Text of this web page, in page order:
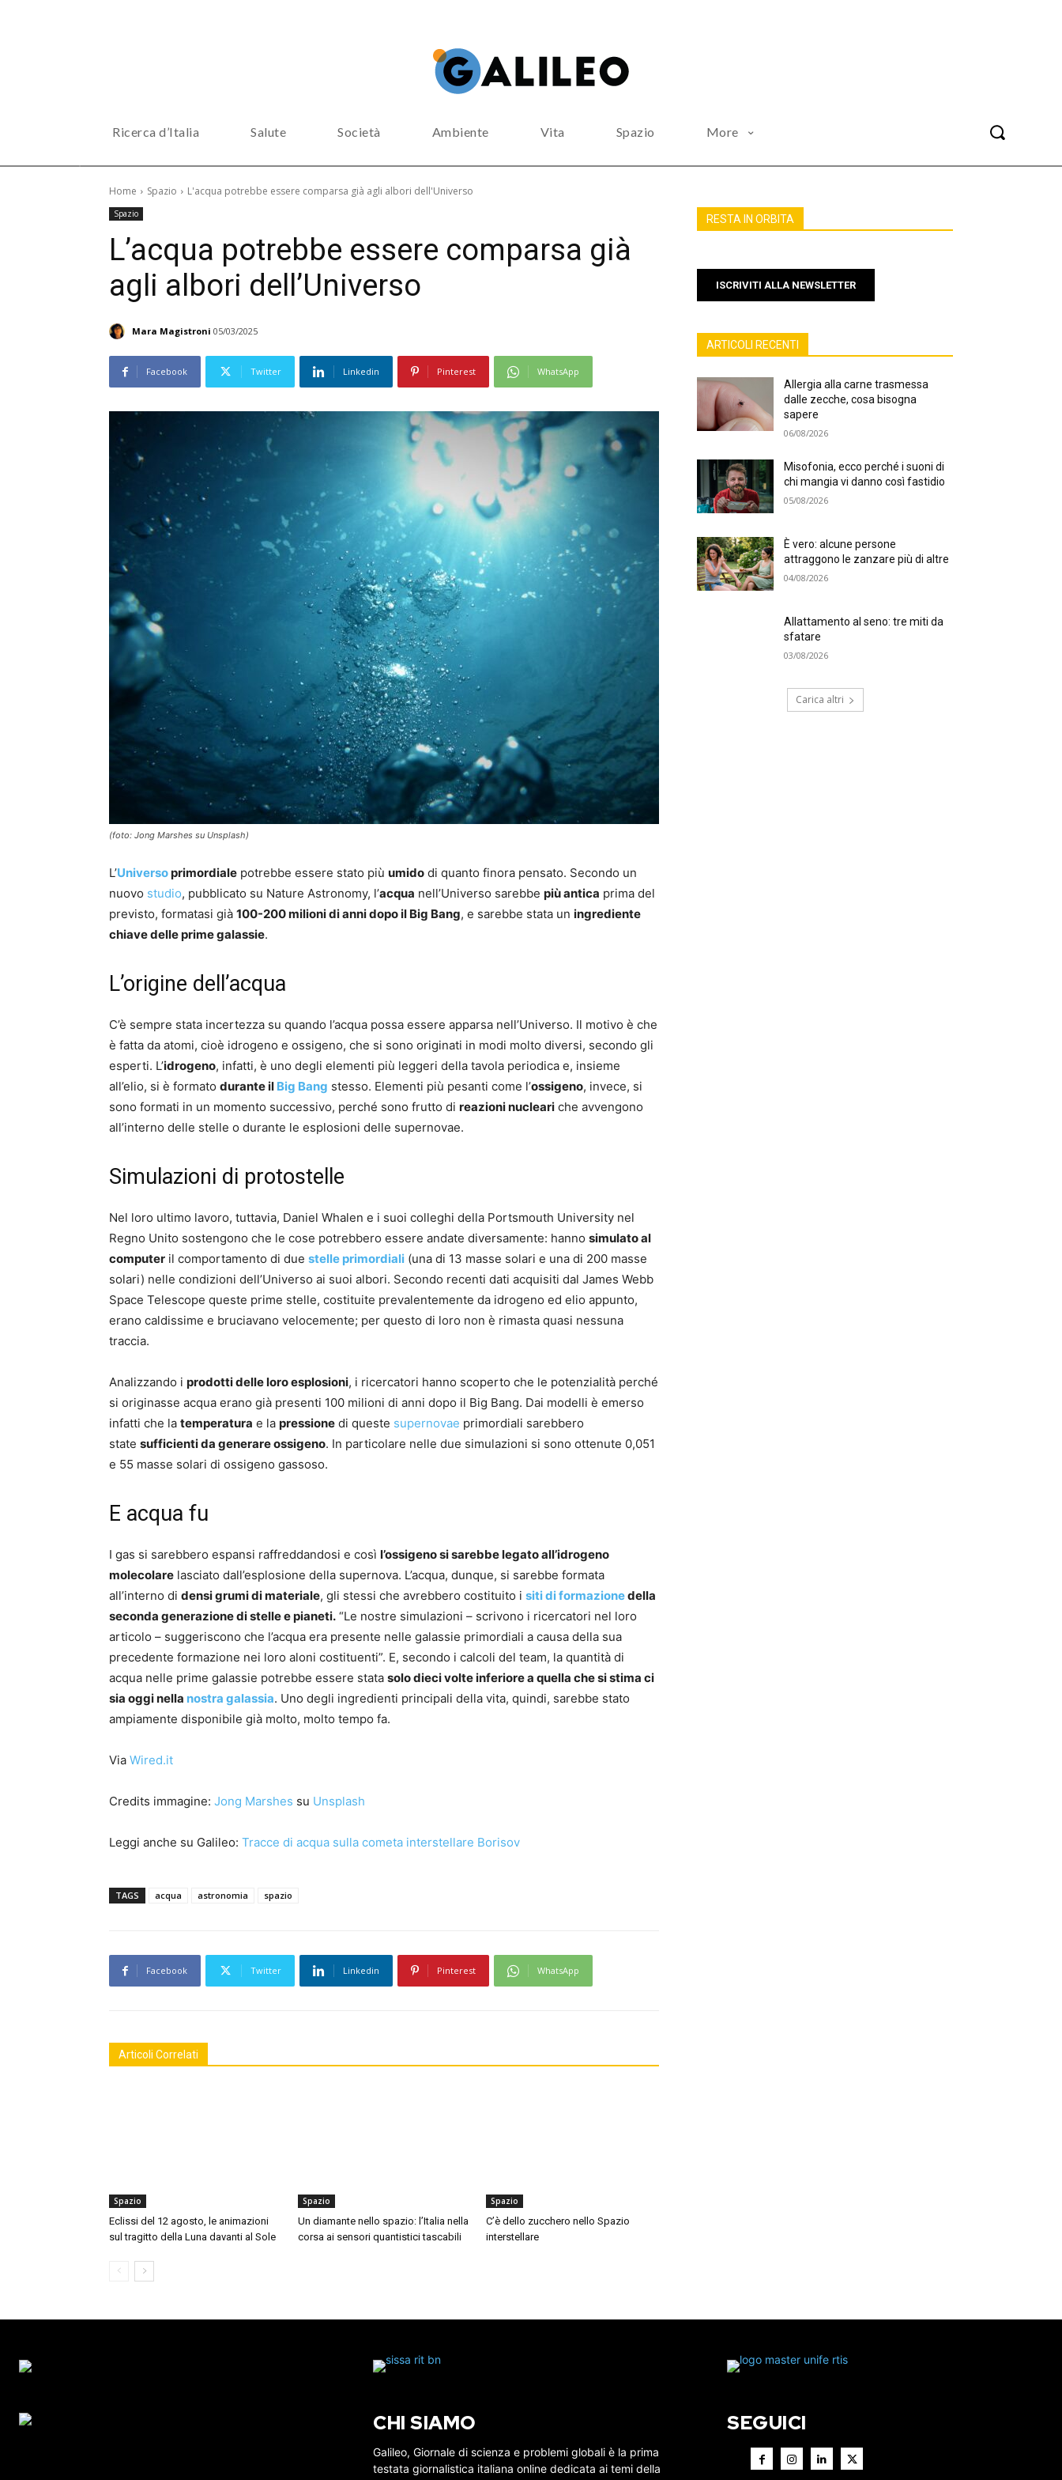
Ricerca d’Italia Salute Società Ambiente Vita Spazio More
Home Spazio L'acqua potrebbe essere comparsa già agli albori dell'Universo
Spazio
L’acqua potrebbe essere comparsa già
agli albori dell’Universo
Mara Magistroni 05/03/2025
Facebook Twitter Linkedin Pinterest WhatsApp
(foto: Jong Marshes su Unsplash)
L’Universoprimordiale potrebbe essere stato più umido di quanto finora pensato. Secondo un
nuovo studio, pubblicato su Nature Astronomy, l’acqua nell’Universo sarebbe più antica prima del
previsto, formatasi già 100-200 milioni di anni dopo il Big Bang, e sarebbe stata un ingrediente
chiave delle prime galassie.
L’origine dell’acqua
C’è sempre stata incertezza su quando l’acqua possa essere apparsa nell’Universo. Il motivo è che
è fatta da atomi, cioè idrogeno e ossigeno, che si sono originati in modi molto diversi, secondo gli
esperti. L’idrogeno, infatti, è uno degli elementi più leggeri della tavola periodica e, insieme
all’elio, si è formato durante il Big Bang stesso. Elementi più pesanti come l’ossigeno, invece, si
sono formati in un momento successivo, perché sono frutto di reazioni nucleari che avvengono
all’interno delle stelle o durante le esplosioni delle supernovae.
Simulazioni di protostelle
Nel loro ultimo lavoro, tuttavia, Daniel Whalen e i suoi colleghi della Portsmouth University nel
Regno Unito sostengono che le cose potrebbero essere andate diversamente: hanno simulato al
computer il comportamento di due stelle primordiali (una di 13 masse solari e una di 200 masse
solari) nelle condizioni dell’Universo ai suoi albori. Secondo recenti dati acquisiti dal James Webb
Space Telescope queste prime stelle, costituite prevalentemente da idrogeno ed elio appunto,
erano caldissime e bruciavano velocemente; per questo di loro non è rimasta quasi nessuna
traccia.
Analizzando i prodotti delle loro esplosioni, i ricercatori hanno scoperto che le potenzialità perché
si originasse acqua erano già presenti 100 milioni di anni dopo il Big Bang. Dai modelli è emerso
infatti che la temperatura e la pressione di queste supernovae primordiali sarebbero
state sufficienti da generare ossigeno. In particolare nelle due simulazioni si sono ottenute 0,051
e 55 masse solari di ossigeno gassoso.
E acqua fu
I gas si sarebbero espansi raffreddandosi e così l’ossigeno si sarebbe legato all’idrogeno
molecolare lasciato dall’esplosione della supernova. L’acqua, dunque, si sarebbe formata
all’interno di densi grumi di materiale, gli stessi che avrebbero costituito i siti di formazionedella
seconda generazione di stelle e pianeti. “Le nostre simulazioni – scrivono i ricercatori nel loro
articolo – suggeriscono che l’acqua era presente nelle galassie primordiali a causa della sua
precedente formazione nei loro aloni costituenti”. E, secondo i calcoli del team, la quantità di
acqua nelle prime galassie potrebbe essere stata solo dieci volte inferiore a quella che si stima ci
sia oggi nella nostra galassia. Uno degli ingredienti principali della vita, quindi, sarebbe stato
ampiamente disponibile già molto, molto tempo fa.
Via Wired.it
Credits immagine: Jong Marshes su Unsplash
Leggi anche su Galileo: Tracce di acqua sulla cometa interstellare Borisov
TAGS acqua astronomia spazio
Facebook Twitter Linkedin Pinterest WhatsApp
Articoli Correlati
Spazio
Eclissi del 12 agosto, le animazioni
sul tragitto della Luna davanti al Sole
Spazio
Un diamante nello spazio: l’Italia nella
corsa ai sensori quantistici tascabili
Spazio
C’è dello zucchero nello Spazio
interstellare
RESTA IN ORBITA
ISCRIVITI ALLA NEWSLETTER
ARTICOLI RECENTI
Allergia alla carne trasmessa
dalle zecche, cosa bisogna
sapere
06/08/2026
Misofonia, ecco perché i suoni di
chi mangia vi danno così fastidio
05/08/2026
È vero: alcune persone
attraggono le zanzare più di altre
04/08/2026
Allattamento al seno: tre miti da
sfatare
03/08/2026
Carica altri
CHI SIAMO
Galileo, Giornale di scienza e problemi globali è la prima
testata giornalistica italiana online dedicata ai temi della
SEGUICI